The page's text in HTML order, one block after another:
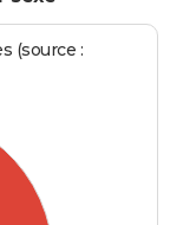
(source :